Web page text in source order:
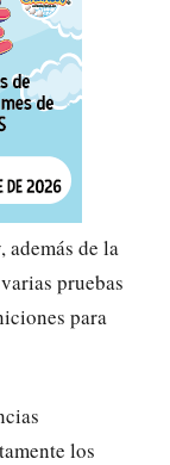
de la
pruebas
para
los